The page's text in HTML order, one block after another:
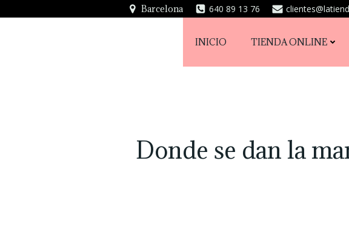
al
Barcelona 640 89 13 76
INICIO TIENDA ONLINE
Donde se dan la